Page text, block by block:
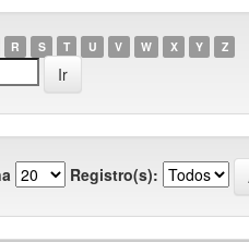
R S T U V W X Y Z
Registro(s):